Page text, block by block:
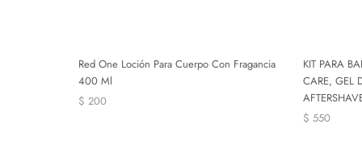
Red One Loción Para Cuerpo Con Fragancia
400 Ml
$ 200
KIT PARA
CARE, GEL
$ 550